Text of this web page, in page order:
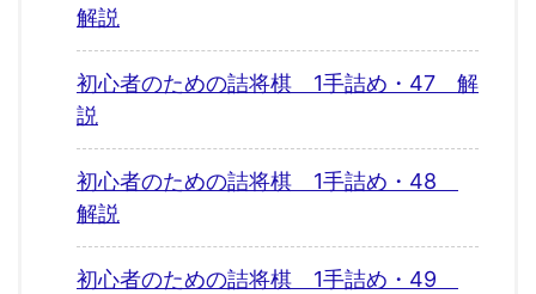
解説
初心者のための詰将棋 1手詰め・47 解
説
初心者のための詰将棋 1手詰め・48
解説
初心者のための詰将棋 1手詰め・49